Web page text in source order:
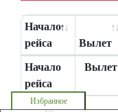
Начало
рейса
Вылет
Начало
рейса
Вылет
Избранное